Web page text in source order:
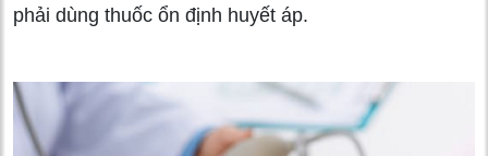
phải dùng thuốc ổn định huyết áp.